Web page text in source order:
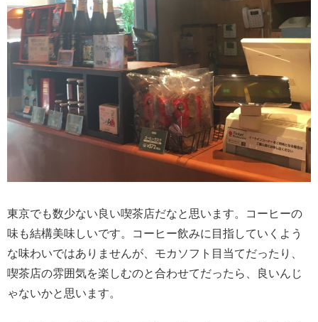
東京でも数少ない良い喫茶店だなと思います。コーヒーの
味も結構美味しいです。コーヒー飲みに目指していくよう
な味わいではありませんが、モカソフト目当てだったり、
喫茶店の雰囲気を楽しむのと合わせてだったら、良いんじ
ゃないかと思います。